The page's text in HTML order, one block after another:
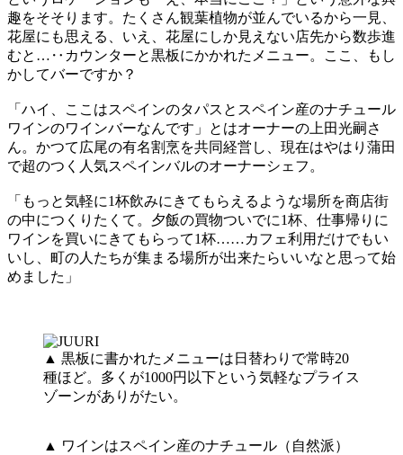
趣をそそります。たくさん観葉植物が並んでいるから一見、
花屋にも思える、いえ、花屋にしか見えない店先から数歩進
むと…‥カウンターと黒板にかかれたメニュー。ここ、もし
かしてバーですか？
「ハイ、ここはスペインのタパスとスペイン産のナチュール
ワインのワインバーなんです」とはオーナーの上田光嗣さ
ん。かつて広尾の有名割烹を共同経営し、現在はやはり蒲田
で超のつく人気スペインバルのオーナーシェフ。
「もっと気軽に1杯飲みにきてもらえるような場所を商店街
の中につくりたくて。夕飯の買物ついでに1杯、仕事帰りに
ワインを買いにきてもらって1杯……カフェ利用だけでもい
いし、町の人たちが集まる場所が出来たらいいなと思って始
めました」
▲ 黒板に書かれたメニューは日替わりで常時20
種ほど。多くが1000円以下という気軽なプライス
ゾーンがありがたい。
▲ ワインはスペイン産のナチュール（自然派）